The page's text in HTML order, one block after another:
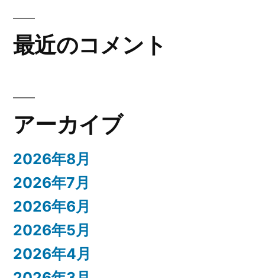
最近のコメント
アーカイブ
2026年8月
2026年7月
2026年6月
2026年5月
2026年4月